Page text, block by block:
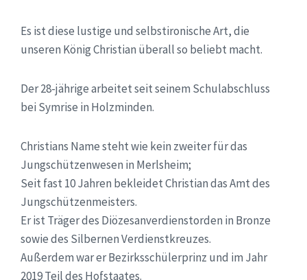
Es ist diese lustige und selbstironische Art, die
unseren König Christian überall so beliebt macht.
Der 28-jährige arbeitet seit seinem Schulabschluss
bei Symrise in Holzminden.
Christians Name steht wie kein zweiter für das
Jungschützenwesen in Merlsheim;
Seit fast 10 Jahren bekleidet Christian das Amt des
Jungschützenmeisters.
Er ist Träger des Diözesanverdienstorden in Bronze
sowie des Silbernen Verdienstkreuzes.
Außerdem war er Bezirksschülerprinz und im Jahr
2019 Teil des Hofstaates.